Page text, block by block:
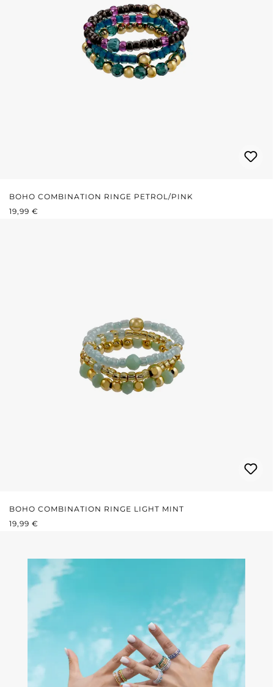
BOHO COMBINATION RINGE PETROL/PINK
REGULÄRER PREIS:
19,99 €
BOHO COMBINATION RINGE LIGHT MINT
REGULÄRER PREIS:
19,99 €